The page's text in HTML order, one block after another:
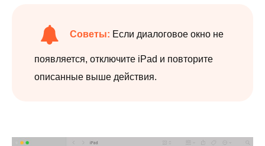
Советы: Если диалоговое окно не
появляется, отключите iPad и повторите
описанные выше действия.